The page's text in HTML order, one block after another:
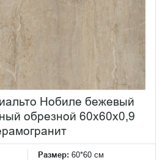
Нобиле бежевый
обрезной 60x60х0,9
Размер: 60*60 см